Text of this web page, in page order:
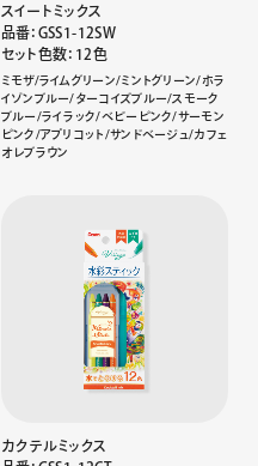
スイートミックス
品番：GSS1-12SW
セット色数：12色
ミモザ/ライムグリーン/ミントグリーン/ホラ
イゾンブルー/ターコイズブルー/スモーク
ブルー/ライラック/ベビーピンク/サーモン
ピンク/アプリコット/サンドベージュ/カフェ
オレブラウン
カクテルミックス